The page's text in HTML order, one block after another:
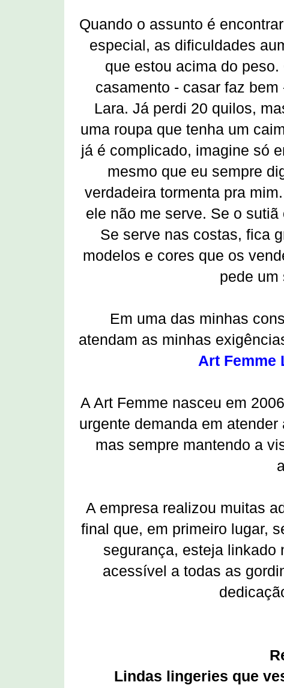
Quando o assunto é
especial, as dificuldades
que estou acima do
casamento - casar faz
Lara. Já perdi 20 quilos,
uma roupa que tenha um
já é complicado, imagine só
mesmo que eu sempre
verdadeira tormenta pra
ele não me serve. Se o
Se serve nas costas, fica
modelos e cores que os
pede um
Em uma das minhas
atendam as minhas
Art Femme
A Art Femme nasceu em
urgente demanda em
mas sempre mantendo a
A empresa realizou muitas
final que, em primeiro lugar,
segurança, esteja linkado
acessível a todas as
Lindas lingeries que